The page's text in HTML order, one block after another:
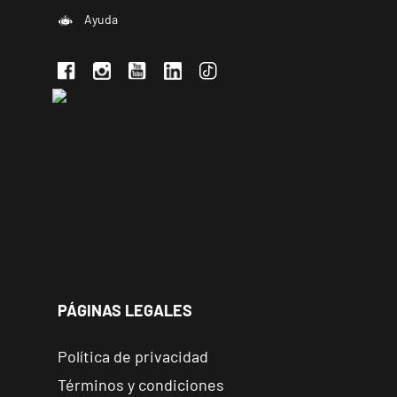
Ayuda
PÁGINAS LEGALES
Política de privacidad
Términos y condiciones